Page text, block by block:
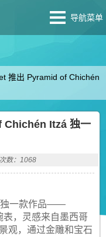
导航菜单
推出 Pyramid of Chichén
Itzá 独一
数：1068
独一款作品——
表，灵感来自墨西哥
观，通过金雕和宝石